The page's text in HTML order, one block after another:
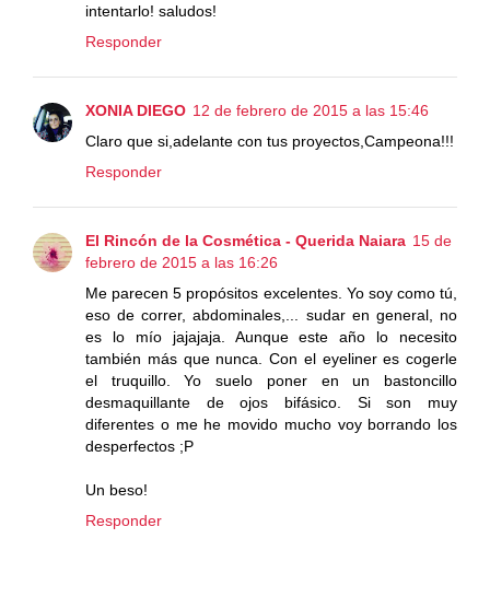
intentarlo! saludos!
Responder
XONIA DIEGO 12 de febrero de 2015 a las 15:46
Claro que si,adelante con tus proyectos,Campeona!!!
Responder
El Rincón de la Cosmética - Querida Naiara 15 de
febrero de 2015 a las 16:26
Me parecen 5 propósitos excelentes. Yo soy como tú,
eso de correr, abdominales,... sudar en general, no
es lo mío jajajaja. Aunque este año lo necesito
también más que nunca. Con el eyeliner es cogerle
el truquillo. Yo suelo poner en un bastoncillo
desmaquillante de ojos bifásico. Si son muy
diferentes o me he movido mucho voy borrando los
desperfectos ;P
Un beso!
Responder